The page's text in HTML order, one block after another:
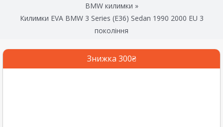
BMW килимки »
Килимки EVA BMW 3 Series (E36) Sedan 1990 2000 EU 3
покоління
Знижка 300₴